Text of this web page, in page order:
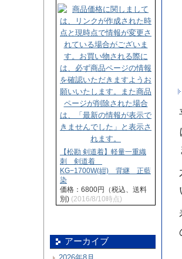
【松勘 剣道着】軽量一重織
刺 剣道着
KG−1700W(紺) 背継 正藍
染
価格：6800円（税込、送料
別) (2016/8/10時点)
アーカイブ